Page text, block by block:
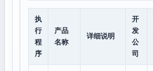
执
行
程
序
产品
名称
详细说明
开
发
公
司